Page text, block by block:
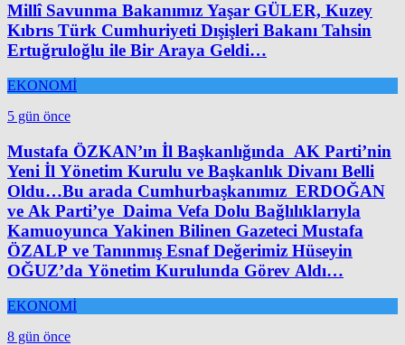
Millî Savunma Bakanımız Yaşar GÜLER, Kuzey
Kıbrıs Türk Cumhuriyeti Dışişleri Bakanı Tahsin
Ertuğruloğlu ile Bir Araya Geldi…
EKONOMİ
5 gün önce
Mustafa ÖZKAN’ın İl Başkanlığında AK Parti’nin
Yeni İl Yönetim Kurulu ve Başkanlık Divanı Belli
Oldu…Bu arada Cumhurbaşkanımız ERDOĞAN
ve Ak Parti’ye Daima Vefa Dolu Bağlılıklarıyla
Kamuoyunca Yakinen Bilinen Gazeteci Mustafa
ÖZALP ve Tanınmış Esnaf Değerimiz Hüseyin
OĞUZ’da Yönetim Kurulunda Görev Aldı…
EKONOMİ
8 gün önce